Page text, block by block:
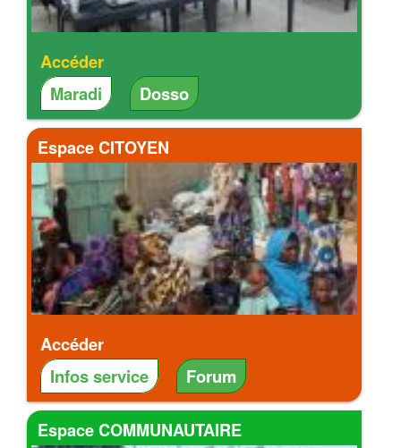
Accéder
Maradi
Dosso
Espace CITOYEN
Accéder
Infos service
Forum
Espace COMMUNAUTAIRE